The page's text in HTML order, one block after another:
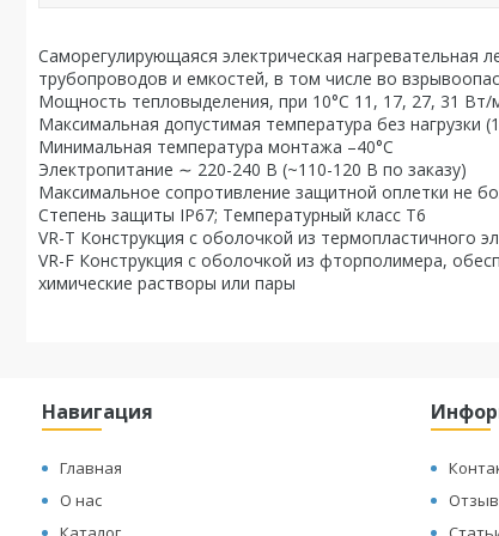
Саморегулирующаяся электрическая
трубопроводов и емкостей, в том числе во
Мощность тепловыделения, при 10°С 11, 17, 27, 31
Максимальная допустимая температура без нагрузки
Минимальная температура монтажа –40°С
Электропитание ∼ 220-240 В (~110-120 В по заказу)
Максимальное сопротивление защитной оплетки не
Степень защиты IP67; Температурный класс Т6
VR-T Конструкция с оболочкой из термопластичного
VR-F Конструкция с оболочкой из фторполимера,
химические растворы или пары
Навигация
Главная
О нас